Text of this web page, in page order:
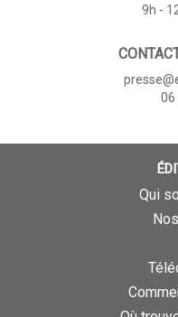
9h -
06
Qui